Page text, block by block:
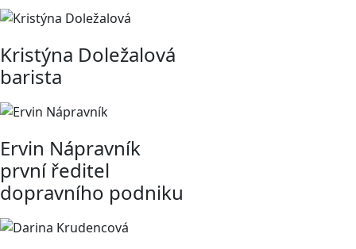
Kristýna Doležalová
barista
Ervin Nápravník
první ředitel
dopravního podniku